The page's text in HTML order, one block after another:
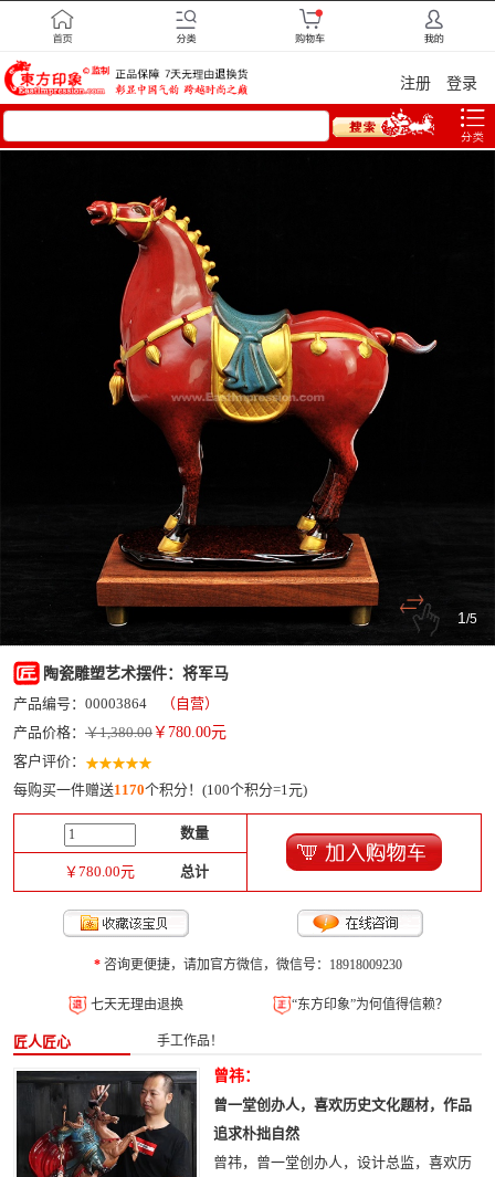
注册 登录
1 /5
陶瓷雕塑艺术摆件：将军马
产品编号：00003864
（自营）
产品价格： ￥1,380.00 ￥ 780.00元
客户评价：
每购买一件赠送1170个积分！(100个积分=1元)
数量
￥780.00元 总计
*咨询更便捷，请加官方微信，微信号：18918009230
七天无理由退换 “东方印象”为何值得信赖？
匠人匠心 手工作品！
曾祎：
曾一堂创办人，喜欢历史文化题材，作品
追求朴拙自然
曾祎，曾一堂创办人，设计总监，喜欢历